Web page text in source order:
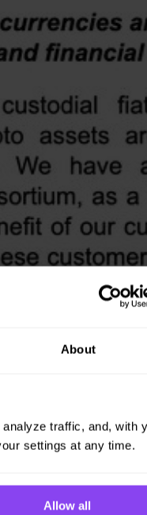
About
traffic, and, with
settings at any time.
Allow all